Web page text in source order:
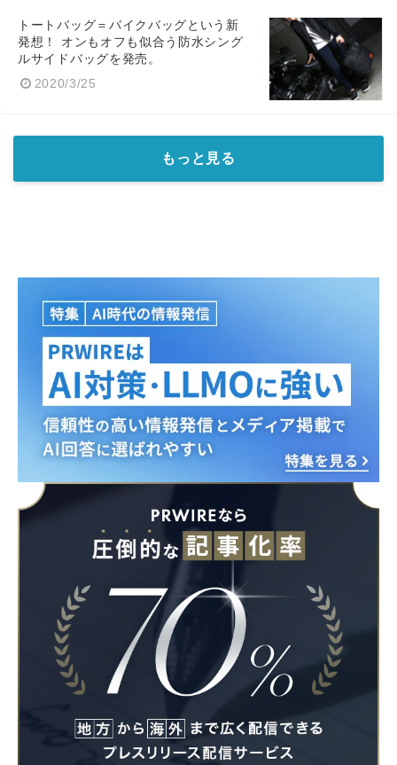
トートバッグ＝バイクバッグという新
発想！ オンもオフも似合う防水シング
ルサイドバッグを発売。
2020/3/25
もっと見る